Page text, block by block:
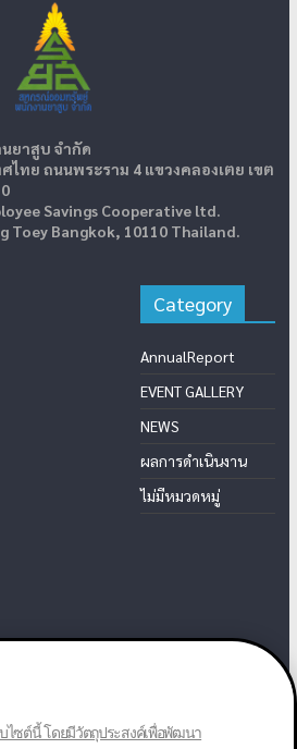
ยาสูบ จำกัด
ไทย ถนนพระราม 4 แขวงคลองเตย เขต
Savings Cooperative ltd.
Toey Bangkok, 10110 Thailand.
Category
AnnualReport
EVENT GALLERY
NEWS
ผลการดำเนินงาน
ไม่มีหมวดหมู่
บไซต์นี้ โดยมีวัตถุประสงค์เพื่อพัฒนา